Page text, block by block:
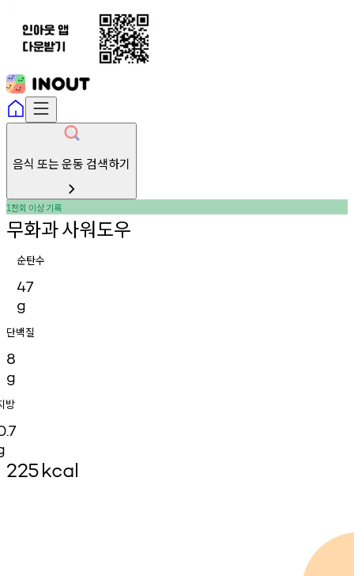
음식 또는 운동 검색하기
1천회 이상기록
무화과사워도우
순탄수
47
g
단백질
8
g
방
225kcal